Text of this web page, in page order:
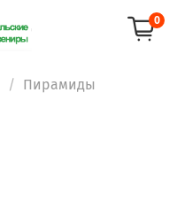
0
Пирамиды